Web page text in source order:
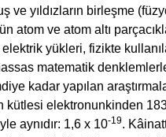
yıldızların birleşme
ve atom altı
yükleri, fizikte
matematik
kadar yapılan
elektronunkinden
aynıdır: 1,6 x 10-19.